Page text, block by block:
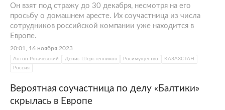
Он взят под стражу до 30 декабря, несмотря на его
просьбу о домашнем аресте. Их соучастница из числа
сотрудников российской компании уже находится в
Европе.
20:01, 16 ноября 2023
Антон Рогачевский Денис Шерстенников Росимущество
КАЗАХСТАН
Россия
Вероятная соучастница по делу «Балтики»
скрылась в Европе